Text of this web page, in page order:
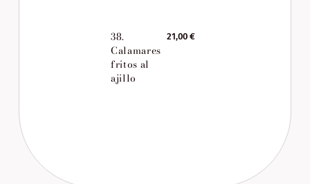
38.
Calamares
fritos al
ajillo
21,00 €